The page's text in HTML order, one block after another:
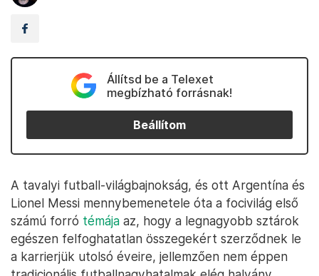
Állítsd be a Telexet
megbízható forrásnak!
Beállítom
A tavalyi futball-világbajnokság, és ott Argentína és
Lionel Messi mennybemenetele óta a focivilág első
számú forró témája az, hogy a legnagyobb sztárok
egészen felfoghatatlan összegekért szerződnek le
a karrierjük utolsó éveire, jellemzően nem éppen